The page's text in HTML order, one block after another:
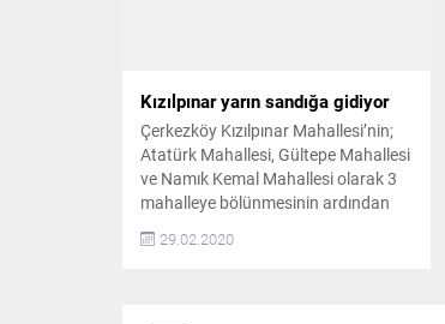
Kızılpınar yarın sandığa gidiyor
Çerkezköy Kızılpınar Mahallesi’nin;
Atatürk Mahallesi, Gültepe Mahallesi
ve Namık Kemal Mahallesi olarak 3
mahalleye bölünmesinin ardından
gerçekleşecek olan muhtarlık
seçimleri yarın yapılacak
29.02.2020